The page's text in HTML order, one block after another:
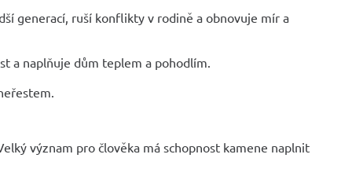
generací, ruší konflikty v rodině a obnovuje mír a
a naplňuje dům teplem a pohodlím.
význam pro člověka má schopnost kamene naplnit